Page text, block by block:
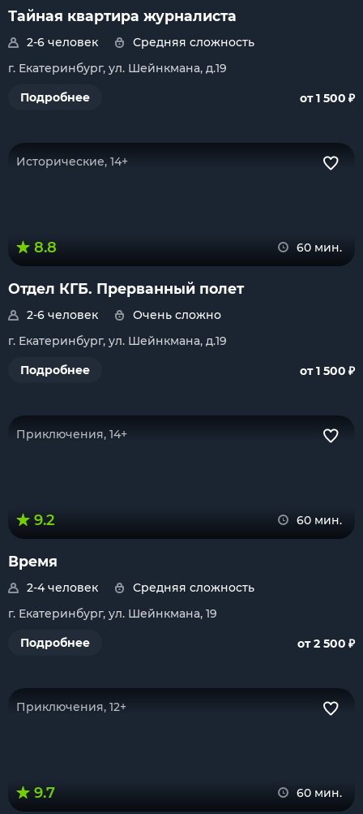
Тайная квартира журналиста
2-6 человек
Средняя сложность
г. Екатеринбург, ул. Шейнкмана, д.19
Подробнее
от 1 500 ₽
Исторические, 14+
8.8 60 мин.
Отдел КГБ. Прерванный полет
2-6 человек
Очень сложно
г. Екатеринбург, ул. Шейнкмана, д.19
Подробнее
от 1 500 ₽
Приключения, 14+
9.2 60 мин.
Время
2-4 человек
Средняя сложность
г. Екатеринбург, ул. Шейнкмана, 19
Подробнее
от 2 500 ₽
Приключения, 12+
9.7 60 мин.